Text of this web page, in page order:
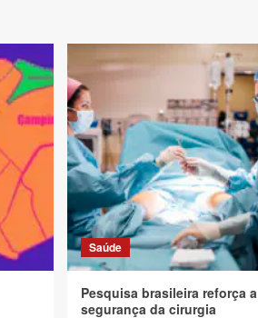
Saúde
Pesquisa brasileira reforça a
segurança da cirurgia